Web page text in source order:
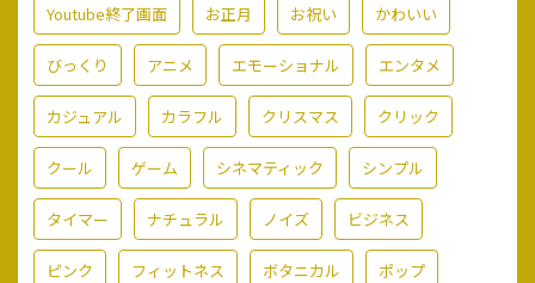
Youtube終了画面 お正月 お祝い かわいい
びっくり アニメ エモーショナル エンタメ
カジュアル カラフル クリスマス クリック
クール ゲーム シネマティック シンプル
タイマー ナチュラル ノイズ ビジネス
ピンク フィットネス ボタニカル ポップ